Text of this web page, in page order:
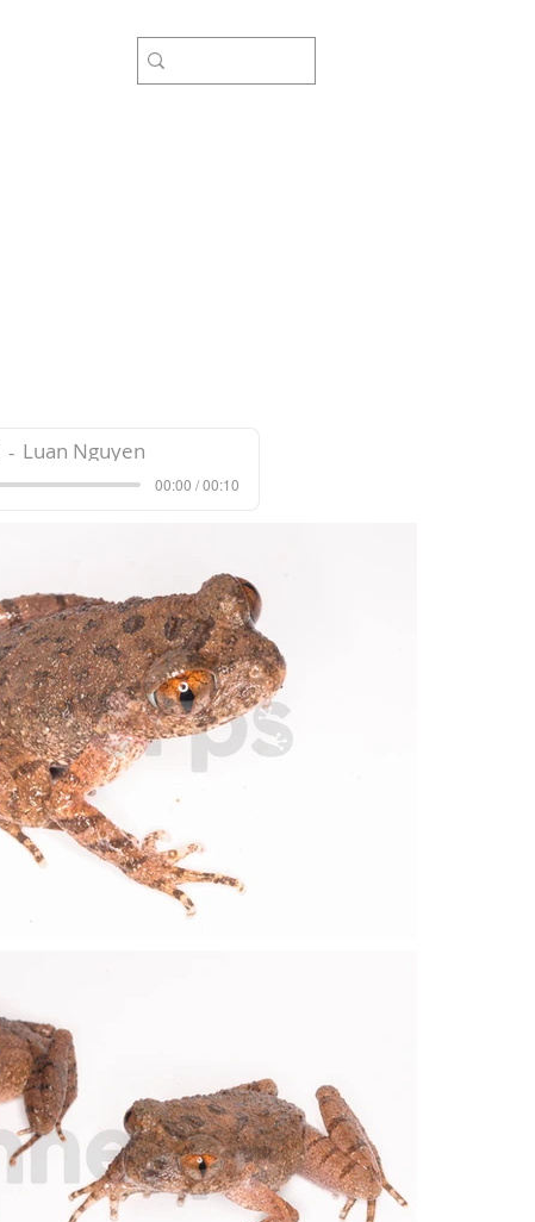
Luan Nguyen
00:00 / 00:10